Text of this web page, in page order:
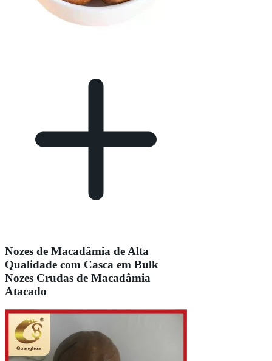
Nozes de Macadâmia de Alta
Qualidade com Casca em Bulk
Nozes Crudas de Macadâmia
Atacado